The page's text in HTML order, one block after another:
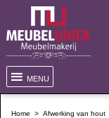
MENU
Home > Afwerking van hout